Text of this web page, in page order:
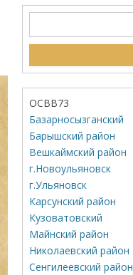
ОСВВ73
Базарносызганский
Барышский район
Вешкаймский район
г.Новоульяновск
г.Ульяновск
Карсунский район
Кузоватовский
Майнский район
Николаевский район
Сенгилеевский район